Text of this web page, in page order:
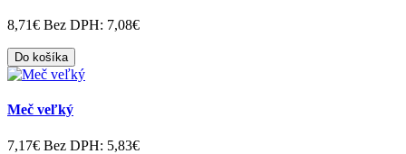
8,71€ Bez DPH: 7,08€
Do košíka
Meč veľký
7,17€ Bez DPH: 5,83€